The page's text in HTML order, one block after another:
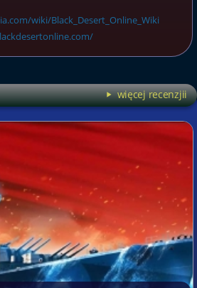
wiki/Black_Desert_Online_Wiki
więcej recenzjii